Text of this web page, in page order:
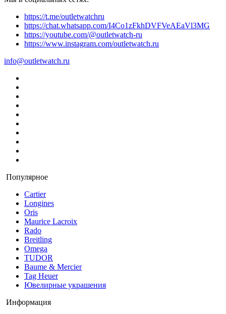
https://t.me/outletwatchru
https://chat.whatsapp.com/I4Co1zFkhDVFVeAEaVl3MG
https://youtube.com/@outletwatch-ru
https://www.instagram.com/outletwatch.ru
info@outletwatch.ru
Популярное
Cartier
Longines
Oris
Maurice Lacroix
Rado
Breitling
Omega
TUDOR
Baume & Mercier
Tag Heuer
Ювелирные украшения
Информация